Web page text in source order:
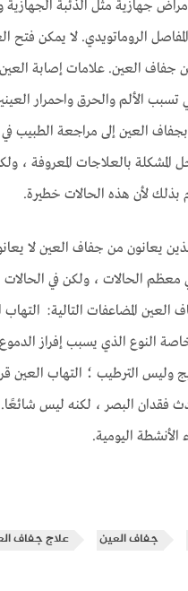
جهازية مثل الذئبة الجهازية
الروماتويدي. لا يمكن فتح
جفاف العين. علامات إصابة
تسبب الألم والحرق واحمرار
العين إلى مراجعة الطبيب
المشكلة بالعلاجات المعروفة ،
بذلك لأن هذه الحالات خطيرة.
يعانون من جفاف العين لا
الحالات ، ولكن في الحالات
المضاعفات التالية: التهاب
النوع الذي يسبب إفراز
وليس الترطيب ؛ التهاب العين
فقدان البصر ، لكنه ليس
الأنشطة اليومية.
جفاف العين علاج جفاف